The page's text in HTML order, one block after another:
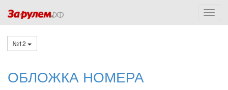
№12
ОБЛОЖКА НОМЕРА